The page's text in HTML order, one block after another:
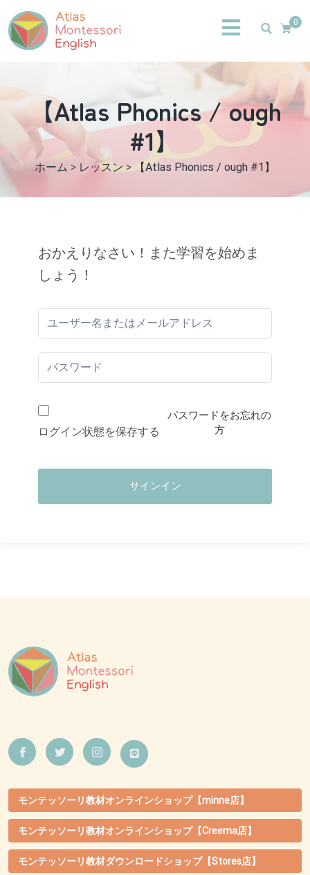
0
【Atlas Phonics / ough
#1】
ホーム > レッスン > 【Atlas Phonics / ough #1】
おかえりなさい！また学習を始めま
しょう！
ログイン状態を保存する
パスワードをお忘れの
方
サインイン
モンテッソーリ教材オンラインショップ【minne店】
モンテッソーリ教材オンラインショップ【Creema店】
モンテッソーリ教材ダウンロードショップ【Stores店】